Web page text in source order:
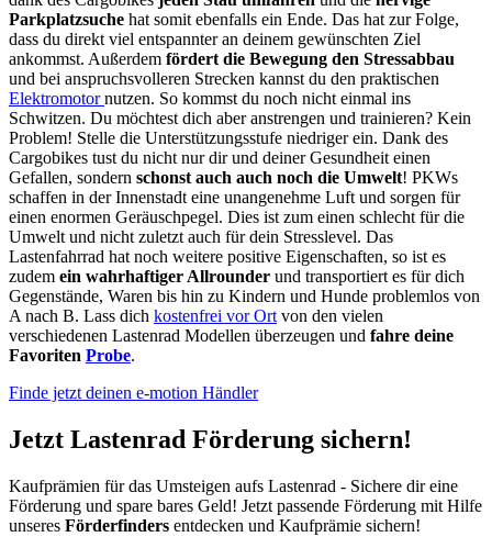
Parkplatzsuche hat somit ebenfalls ein Ende. Das hat zur Folge,
dass du direkt viel entspannter an deinem gewünschten Ziel
ankommst. Außerdem fördert die Bewegung den Stressabbau
und bei anspruchsvolleren Strecken kannst du den praktischen
Elektromotornutzen. So kommst du noch nicht einmal ins
Schwitzen. Du möchtest dich aber anstrengen und trainieren? Kein
Problem! Stelle die Unterstützungsstufe niedriger ein. Dank des
Cargobikes tust du nicht nur dir und deiner Gesundheit einen
Gefallen, sondern schonst auch auch noch die Umwelt! PKWs
schaffen in der Innenstadt eine unangenehme Luft und sorgen für
einen enormen Geräuschpegel. Dies ist zum einen schlecht für die
Umwelt und nicht zuletzt auch für dein Stresslevel. Das
Lastenfahrrad hat noch weitere positive Eigenschaften, so ist es
zudem ein wahrhaftiger Allrounder und transportiert es für dich
Gegenstände, Waren bis hin zu Kindern und Hunde problemlos von
A nach B. Lass dich kostenfrei vor Ort von den vielen
verschiedenen Lastenrad Modellen überzeugen und fahre deine
Favoriten Probe.
Finde jetzt deinen e-motion Händler
Jetzt Lastenrad Förderung sichern!
Kaufprämien für das Umsteigen aufs Lastenrad - Sichere dir eine
Förderung und spare bares Geld! Jetzt passende Förderung mit Hilfe
unseres Förderfinders entdecken und Kaufprämie sichern!